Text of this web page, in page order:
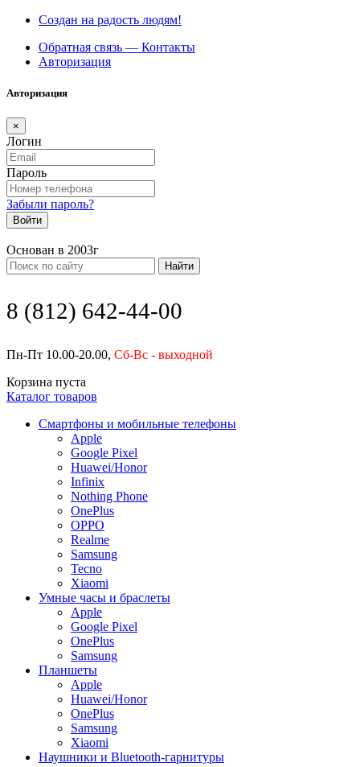
Создан на радость людям!
Обратная связь — Контакты
Авторизация
Авторизация
×
Логин
Пароль
Забыли пароль?
Войти
Основан в 2003г
Найти
8 (812) 642-44-00
Пн-Пт 10.00-20.00, Сб-Вс - выходной
Корзина пуста
Каталог товаров
Смартфоны и мобильные телефоны
Apple
Google Pixel
Huawei/Honor
Infinix
Nothing Phone
OnePlus
OPPO
Realme
Samsung
Tecno
Xiaomi
Умные часы и браслеты
Apple
Google Pixel
OnePlus
Samsung
Планшеты
Apple
Huawei/Honor
OnePlus
Samsung
Xiaomi
Наушники и Bluetooth-гарнитуры